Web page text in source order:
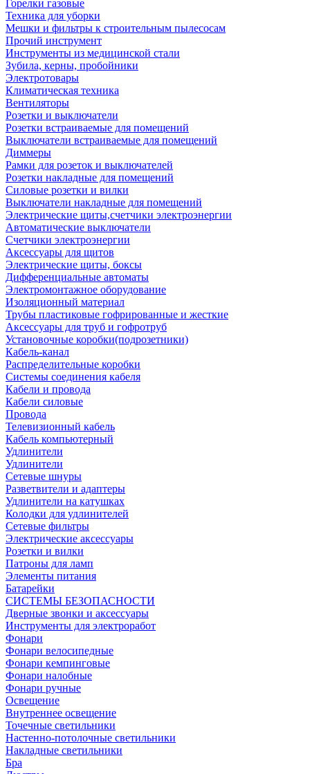
Горелки газовые
Техника для уборки
Мешки и фильтры к строительным пылесосам
Прочий инструмент
Инструменты из медицинской стали
Зубила, керны, пробойники
Электротовары
Климатическая техника
Вентиляторы
Розетки и выключатели
Розетки встраиваемые для помещений
Выключатели встраиваемые для помещений
Диммеры
Рамки для розеток и выключателей
Розетки накладные для помещений
Силовые розетки и вилки
Выключатели накладные для помещений
Электрические щиты,счетчики электроэнергии
Автоматические выключатели
Счетчики электроэнергии
Аксессуары для щитов
Электрические щиты, боксы
Дифференциальные автоматы
Электромонтажное оборудование
Изоляционный материал
Трубы пластиковые гофрированные и жесткие
Аксессуары для труб и гофротруб
Установочные коробки(подрозетники)
Кабель-канал
Распределительные коробки
Системы соединения кабеля
Кабели и провода
Кабели силовые
Провода
Телевизионный кабель
Кабель компьютерный
Удлинители
Удлинители
Сетевые шнуры
Разветвители и адаптеры
Удлинители на катушках
Колодки для удлинителей
Сетевые фильтры
Электрические аксессуары
Розетки и вилки
Патроны для ламп
Элементы питания
Батарейки
СИСТЕМЫ БЕЗОПАСНОСТИ
Дверные звонки и аксессуары
Инструменты для электроработ
Фонари
Фонари велосипедные
Фонари кемпинговые
Фонари налобные
Фонари ручные
Освещение
Внутреннее освещение
Точечные светильники
Настенно-потолочные светильники
Накладные светильники
Бра